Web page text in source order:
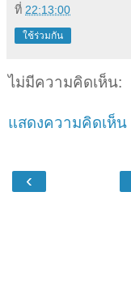
ที่ 22:13:00
ใช้ร่วมกัน
ไม่มีความคิดเห็น:
แสดงความคิดเห็น
‹